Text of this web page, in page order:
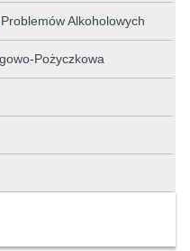
Alkoholowych
Pożyczkowa